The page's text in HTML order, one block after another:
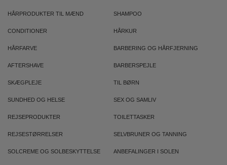
HÅRPRODUKTER TIL MÆND SHAMPOO
CONDITIONER HÅRKUR
HÅRFARVE BARBERING OG HÅRFJERNING
AFTERSHAVE BARBERSPEJLE
SKÆGPLEJE TIL BØRN
SUNDHED OG HELSE SEX OG SAMLIV
REJSEPRODUKTER TOILETTASKER
REJSESTØRRELSER SELVBRUNER OG TANNING
SOLCREME OG SOLBESKYTTELSE ANBEFALINGER I SOLEN